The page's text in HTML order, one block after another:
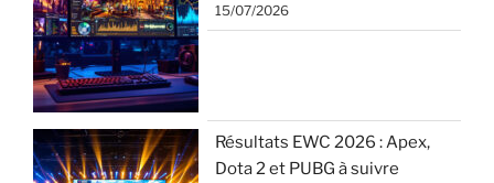
15/07/2026
Résultats EWC 2026 : Apex,
Dota 2 et PUBG à suivre